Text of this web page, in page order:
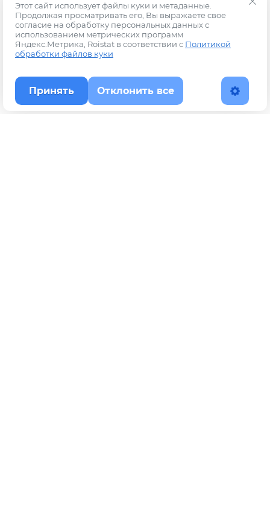
Этот сайт использует файлы куки и метаданные.
Продолжая просматривать его, Вы выражаете свое
согласие на обработку персональных данных с
использованием метрических программ
Яндекс.Метрика, Roistat в соответствии с Политикой
обработки файлов куки
Принять Отклонить все